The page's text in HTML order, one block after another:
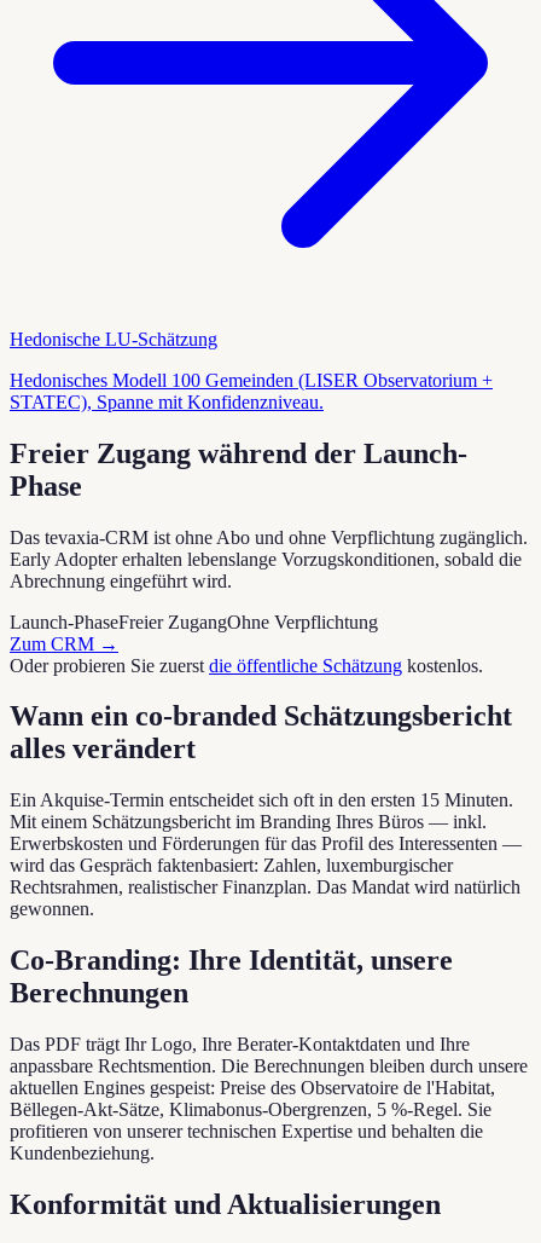
Hedonische LU-Schätzung
Hedonisches Modell 100 Gemeinden (LISER Observatorium +
STATEC), Spanne mit Konfidenzniveau.
Freier Zugang während der Launch-
Phase
Das tevaxia-CRM ist ohne Abo und ohne Verpflichtung zugänglich.
Early Adopter erhalten lebenslange Vorzugskonditionen, sobald die
Abrechnung eingeführt wird.
Launch-PhaseFreier ZugangOhne Verpflichtung
Zum CRM →
Oder probieren Sie zuerst die öffentliche Schätzung kostenlos.
Wann ein co-branded Schätzungsbericht
alles verändert
Ein Akquise-Termin entscheidet sich oft in den ersten 15 Minuten.
Mit einem Schätzungsbericht im Branding Ihres Büros — inkl.
Erwerbskosten und Förderungen für das Profil des Interessenten —
wird das Gespräch faktenbasiert: Zahlen, luxemburgischer
Rechtsrahmen, realistischer Finanzplan. Das Mandat wird natürlich
gewonnen.
Co-Branding: Ihre Identität, unsere
Berechnungen
Das PDF trägt Ihr Logo, Ihre Berater-Kontaktdaten und Ihre
anpassbare Rechtsmention. Die Berechnungen bleiben durch unsere
aktuellen Engines gespeist: Preise des Observatoire de l'Habitat,
Bëllegen-Akt-Sätze, Klimabonus-Obergrenzen, 5 %-Regel. Sie
profitieren von unserer technischen Expertise und behalten die
Kundenbeziehung.
Konformität und Aktualisierungen